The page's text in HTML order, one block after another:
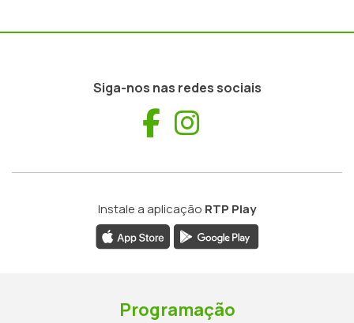
Siga-nos nas redes sociais
Facebook
Instale a aplicação RTP Play
Programação